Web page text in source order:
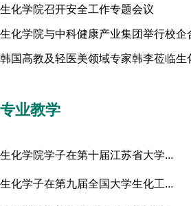
生化学院召开安全工作专题会议
生化学院与中科健康产业集团举行校企
韩国高教及轻医美领域专家韩李莅临生
专业教学
生化学院学子在第十届江苏省大学...
生化学子在第九届全国大学生化工...